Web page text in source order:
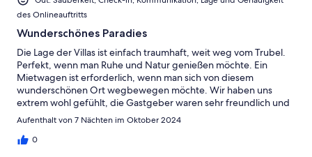
des Onlineauftritts
Wunderschönes Paradies
Die Lage der Villas ist einfach traumhaft, weit weg vom Trubel.
Perfekt, wenn man Ruhe und Natur genießen möchte. Ein
Mietwagen ist erforderlich, wenn man sich von diesem
wunderschönen Ort wegbewegen möchte. Wir haben uns
extrem wohl gefühlt, die Gastgeber waren sehr freundlich und
auch wir wurden mit leckerem Essen begrüßt. Alles perfekt, wir
Aufenthalt von 7 Nächten im Oktober 2024
0